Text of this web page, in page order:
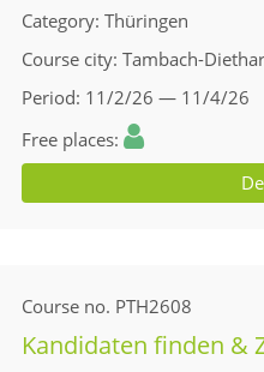
Category Thüringen
Course city Tambach-
Period 11/2/26 — 11/4/26
Free places
Course no. PTH2608
Kandidaten finden &